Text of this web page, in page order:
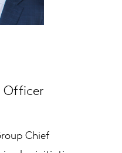
Chief